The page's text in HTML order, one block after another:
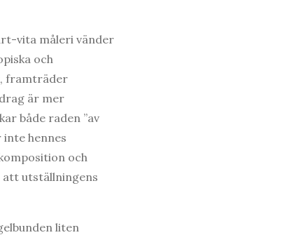
vita måleri vänder
och
framträder
är mer
både raden ”av
hennes
och
att utställningens
liten